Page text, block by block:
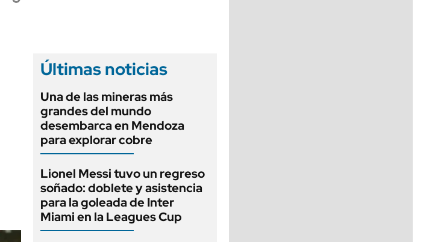
Últimas noticias
Una de las mineras más
grandes del mundo
desembarca en Mendoza
para explorar cobre
Lionel Messi tuvo un regreso
soñado: doblete y asistencia
para la goleada de Inter
Miami en la Leagues Cup